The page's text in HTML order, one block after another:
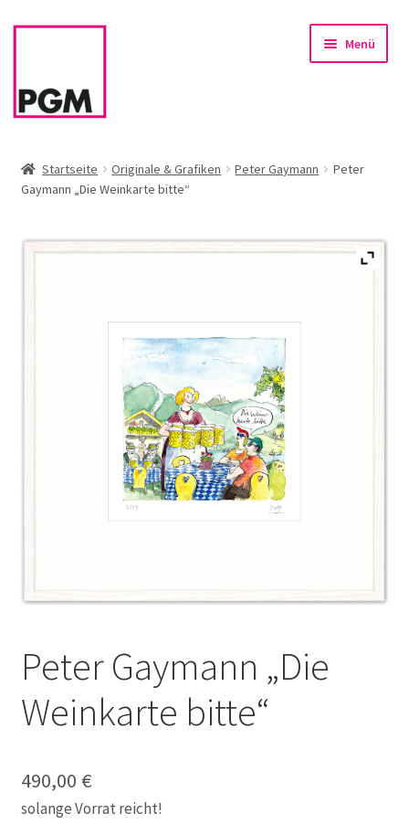
Zur
Zum
Menü
News
Sortiment
öffnen
Firmenservice – Kunst für Büro, Praxis, Kanzlei
✆ Service-Telefon 089 / 2323700
Startseite Originale & Grafiken Peter Gaymann
Peter
Gaymann „Die Weinkarte bitte“
Peter Gaymann „Die
Weinkarte bitte“
490,00 €
solange Vorrat reicht!